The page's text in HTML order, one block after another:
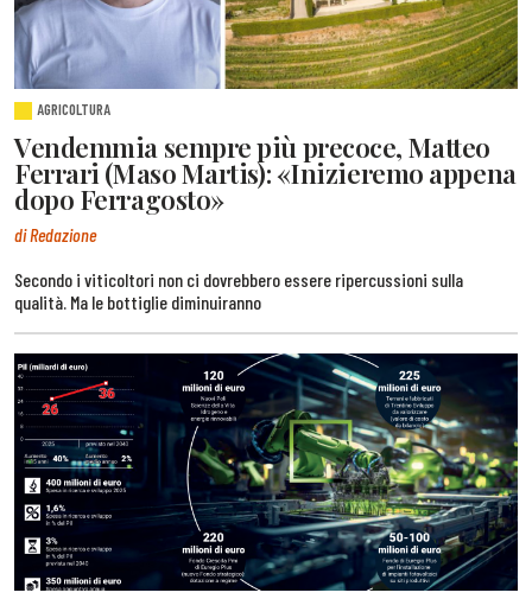
AGRICOLTURA
Vendemmia sempre più precoce, Matteo
Ferrari (Maso Martis): «Inizieremo appena
dopo Ferragosto»
di Redazione
Secondo i viticoltori non ci dovrebbero essere ripercussioni sulla
qualità. Ma le bottiglie diminuiranno